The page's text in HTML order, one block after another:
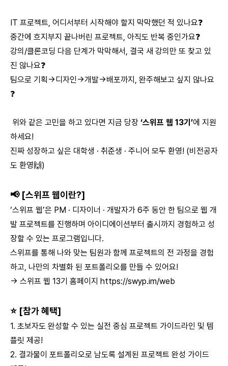
IT 프로젝트, 어디서부터 시작해야 할지 막막했던 적 있나요❓
중간에 흐지부지 끝나버린 프로젝트, 아직도 반복 중인가요❓
강의/클론코딩 다음 단계가 막막해서, 결국 새 강의만 또 찾고 있
진 않나요❓
팀으로 기획→디자인→개발→배포까지, 완주해보고 싶지 않나요
❓
위와 같은 고민을 하고 있다면 지금 당장 ‘스위프 웹 13기’에 지원
하세요!
진짜 성장하고 싶은 대학생 · 취준생 · 주니어 모두 환영! (비전공자
도 환영🙌)
📢 [스위프 웹이란?]
‘스위프 웹’은 PM · 디자이너 · 개발자가 6주 동안 한 팀으로 웹 개
발 프로젝트를 진행하며 아이디에이션부터 출시까지 경험하고 성
장할 수 있는 프로그램입니다.
스위프를 통해 나와 맞는 팀원과 함께 프로젝트의 전 과정을 경험
하고, 나만의 차별화 된 포트폴리오를 만들 수 있어요!
→ 스위프 웹 13기 홈페이지 https://swyp.im/web
⭐ [참가 혜택]
1. 초보자도 완성할 수 있는 실전 중심 프로젝트 가이드라인 및 템
플릿 제공!
2. 결과물이 포트폴리오로 남도록 설계된 프로젝트 완성 가이드